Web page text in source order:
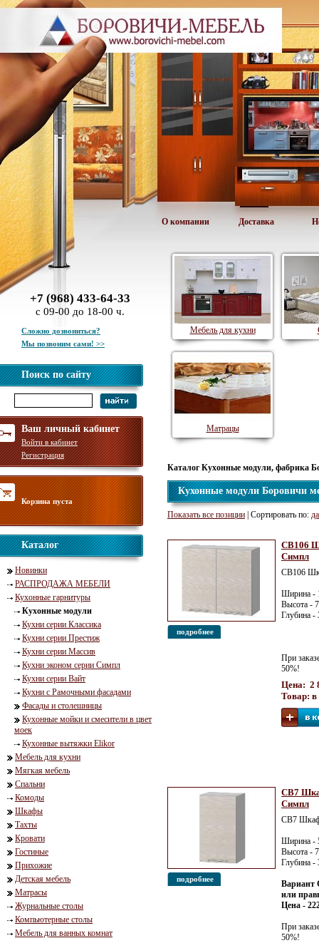
О компании Доставка
+7 (968) 433-64-33
с 09-00 до 18-00 ч.
Сложно дозвониться?
Мы позвоним сами! >>
Поиск по сайту
Ваш личный кабинет
Войти в кабинет
Регистрация
Корзина пуста
Каталог
Новинки
РАСПРОДАЖА МЕБЕЛИ
Кухонные гарнитуры
Кухонные модули
Кухни серии Классика
Кухни серии Престиж
Кухни серии Массив
Кухни эконом серии Симпл
Кухни серии Вайт
Кухни с Рамочными фасадами
Фасады и столешницы
Кухонные мойки и смесители в цвет
моек
Кухонные вытяжки Elikor
Мебель для кухни
Мягкая мебель
Спальни
Комоды
Шкафы
Тахты
Кровати
Гостиные
Прихожие
Детская мебель
Матрасы
Журнальные столы
Компьютерные столы
Мебель для ванных комнат
Мебель для кухни
Матрацы
Каталог Кухонные модули, фабрика
Кухонные модули Боровичи
Показать все позиции | Сортировать по:
подробнее
СВ106
Симпл
СВ106
Ширина -
Высота -
Глубина
При
50%!
Цена: 2
Товар: в
подробнее
СВ7
Симпл
СВ7
Ширина -
Высота -
Глубина
Вариант
или
Цена -
При
50%!